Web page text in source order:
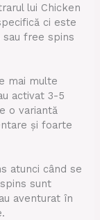
lui Chicken
ci este
free spins
mai multe
activat 3-5
o variantă
și foarte
atunci când se
sunt
aventurat în